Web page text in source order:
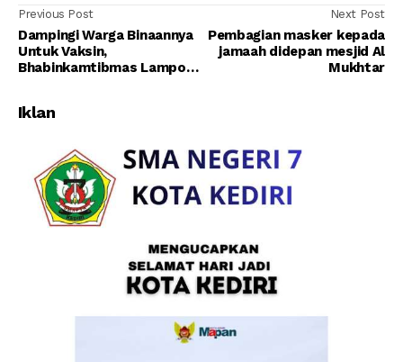
Previous Post
Dampingi Warga Binaannya
Untuk Vaksin,
Bhabinkamtibmas Lampok
Next Post
Pembagian masker kepada
jamaah didepan mesjid Al
Mukhtar
Iklan